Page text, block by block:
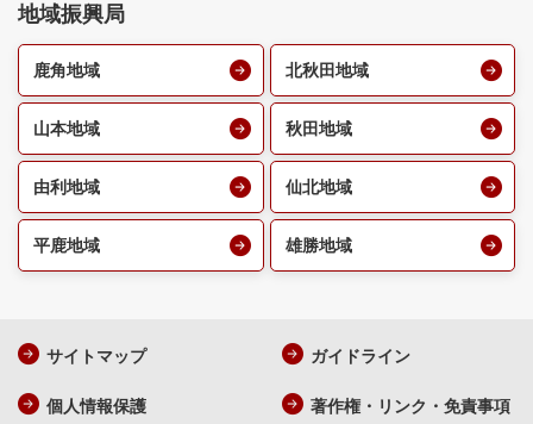
地域振興局
鹿角地域 北秋田地域
山本地域 秋田地域
由利地域 仙北地域
平鹿地域 雄勝地域
サイトマップ ガイドライン
個人情報保護 著作権・リンク・免責事項